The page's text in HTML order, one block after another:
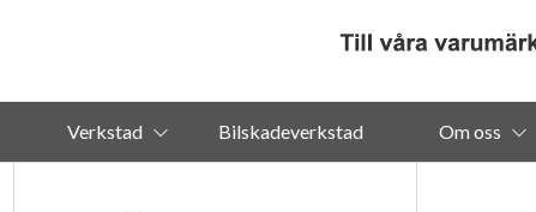
Verkstad Bilskadeverkstad Om oss